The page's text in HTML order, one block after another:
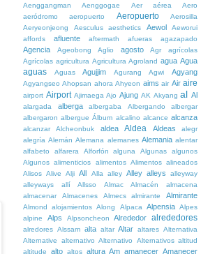
Aenggangman
Aenggogae Aer aérea
Aero
aeródromo
aeropuerto Aeropuerto
Aerosilla
Aeryeonjeong
Aesculus aesthetics Aewol
Aeworui
affords
afluente aftermath afueras agazapado
Agencia Ageobong Aglio agosto Agr
agrícolas
Agrícolas agricultura Agricultura Agroland agua Agua
aguas Aguas Agujjim Agurang Agwi Agyang
Agyangseo Ahopsan ahora Ahyeon aims air Air aire
airport Airport Ajimaega Ajo Ajung AK Akyang al Al
alargada alberga albergaba Albergando
albergar
albergaron albergue Álbum alcalino alcance alcanza
alcanzar Alcheonbuk aldea Aldea Aldeas
alegr
alegría Alemán Alemana alemanes Alemania alentar
alfabeto
alfarera Alforfón alguna Algunas
algunos
Algunos alimenticios alimentos Alimentos alineados
Alisos Alive Alji All Alla alley Alley alleys
alleyway
alleyways
allí Allsso Almac Almacén
almacena
almacenar
Almacenes Almecs almirante Almirante
Almond alojamientos Along Alpaca Alpensia Alpes
alpine
Alps Alpsoncheon Alrededor alrededores
alredores Alssam alta altar Altar altares Alternativa
Alternative
alternativo Alternativo Alternativos altitud
altitude
alto altos altura Am amanecer Amanecer